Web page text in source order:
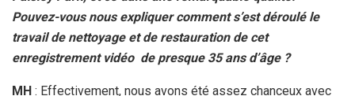
Pouvez-vous nous expliquer comment s’est déroulé le
travail de nettoyage et de restauration de cet
enregistrement vidéo de presque 35 ans d’âge ?
MH : Effectivement, nous avons été assez chanceux avec